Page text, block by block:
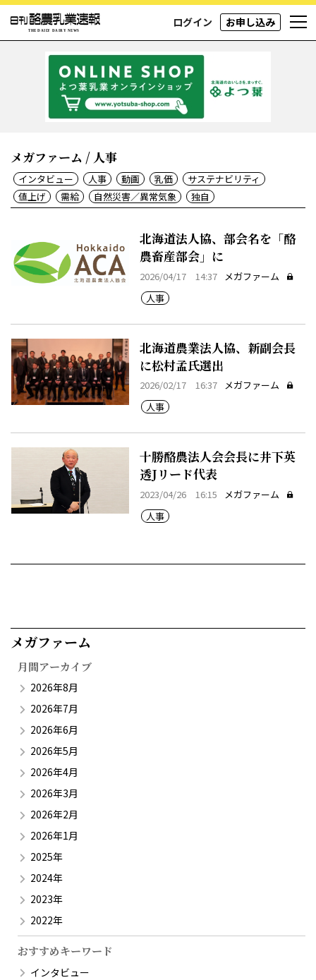
ログイン お申し込み
メガファーム / 人事
インタビュー 人事 動画 乳価
サステナビリティ
値上げ
需給 自然災害／異常気象 独自
北海道法人協、部会名を「酪
農畜産部会」に
2026/04/17 14:37
メガファーム
人事
北海道農業法人協、新副会長
に松村孟氏選出
2026/02/17 16:37 メガファーム
人事
十勝酪農法人会会長に井下英
透Jリード代表
2023/04/26 16:15
メガファーム
人事
メガファーム​
月間アーカイブ
2026年8月
2026年7月
2026年6月
2026年5月
2026年4月
2026年3月
2026年2月
2026年1月
2025年
2024年
2023年
2022年
おすすめキーワード
インタビュー